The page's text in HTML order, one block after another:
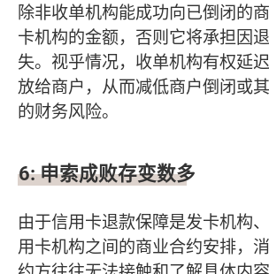
除非收单机构能成功向已倒闭的
卡机构的金额，否则它将承担因
失。视乎情况，收单机构有权延
放给商户，从而减低商户倒闭或
的财务风险。
6:申索成败存变数多
由于信用卡退款保障是发卡机构
用卡机构之间的商业合约安排，